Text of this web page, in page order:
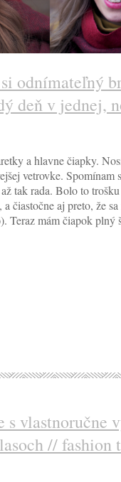
odnímateľný
deň v jednej,
a hlavne čiapky.
vetrovke. Spomínam
tak rada. Bolo to
čiastočne aj preto, že
Teraz mám čiapok
vlastnoručne
// fashion